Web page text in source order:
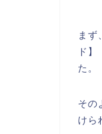
まず
ド
た。
その
けら